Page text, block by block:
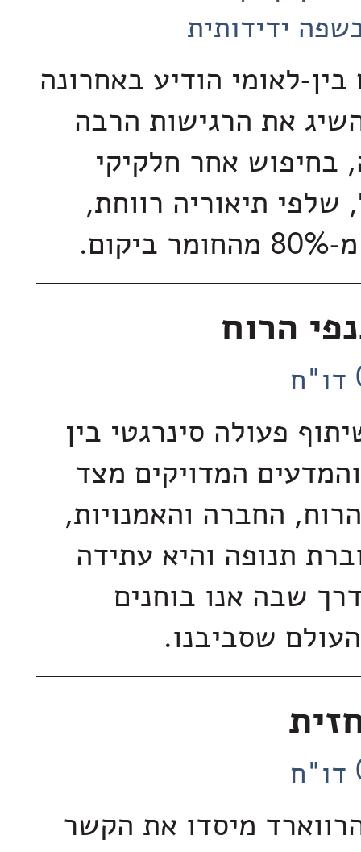
ידידותית
בין-לאומי הודיע באחרונה
את הרגישות הרבה
בחיפוש אחר חלקיקי
שלפי תיאוריה רווחת,
הרוח
דו"ח
פעולה סינרגטי בין
המדויקים מצד
החברה והאמנויות,
תנופה והיא עתידה
שבה אנו בוחנים
שסביבנו.
דו"ח
מיסדו את הקשר